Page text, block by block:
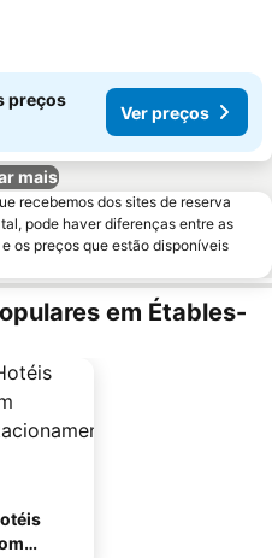
preços
Ver preços
mais
recebemos dos sites de reserva
pode haver diferenças entre as
os preços que estão disponíveis
em Étables-